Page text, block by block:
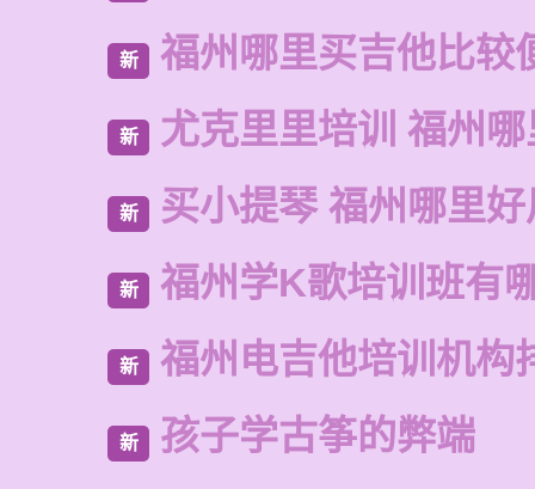
新 福州哪里买吉他比较
新 尤克里里培训 福州
新 买小提琴 福州哪里
新 福州学K歌培训班有
新 福州电吉他培训机构
新 孩子学古筝的弊端